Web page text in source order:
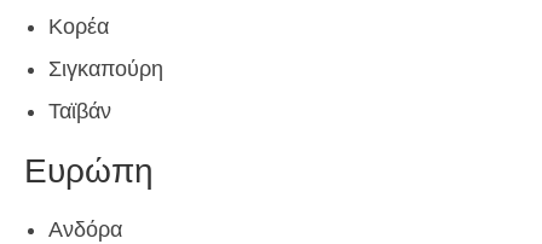
Κορέα
Σιγκαπούρη
Ταϊβάν
Ευρώπη
Ανδόρα